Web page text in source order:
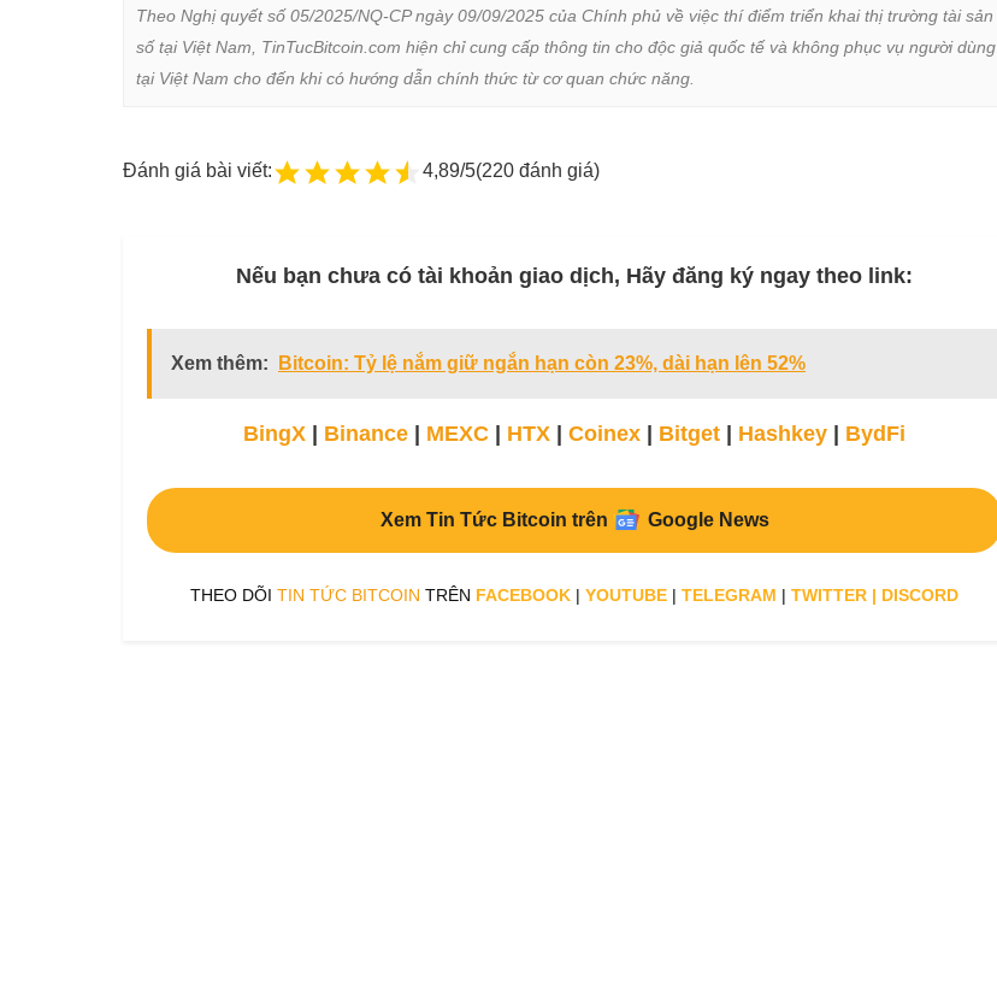
Theo Nghị quyết số 05/2025/NQ-CP ngày 09/09/2025 của Chính phủ về việc thí điểm triển khai thị trường tài sản
số tại Việt Nam, TinTucBitcoin.com hiện chỉ cung cấp thông tin cho độc giả quốc tế và không phục vụ người dùng
tại Việt Nam cho đến khi có hướng dẫn chính thức từ cơ quan chức năng.
Đánh giá bài viết: 4,89/5(220 đánh giá)
Nếu bạn chưa có tài khoản giao dịch, Hãy đăng ký ngay theo link:
Xem thêm: Bitcoin: Tỷ lệ nắm giữ ngắn hạn còn 23%, dài hạn lên 52%
BingX Binance MEXC HTX Coinex Bitget Hashkey BydFi
Xem Tin Tức Bitcoin trên Google News
THEO DÕI TIN TỨC BITCOIN TRÊN FACEBOOK | YOUTUBE | TELEGRAM | TWITTER | DISCORD